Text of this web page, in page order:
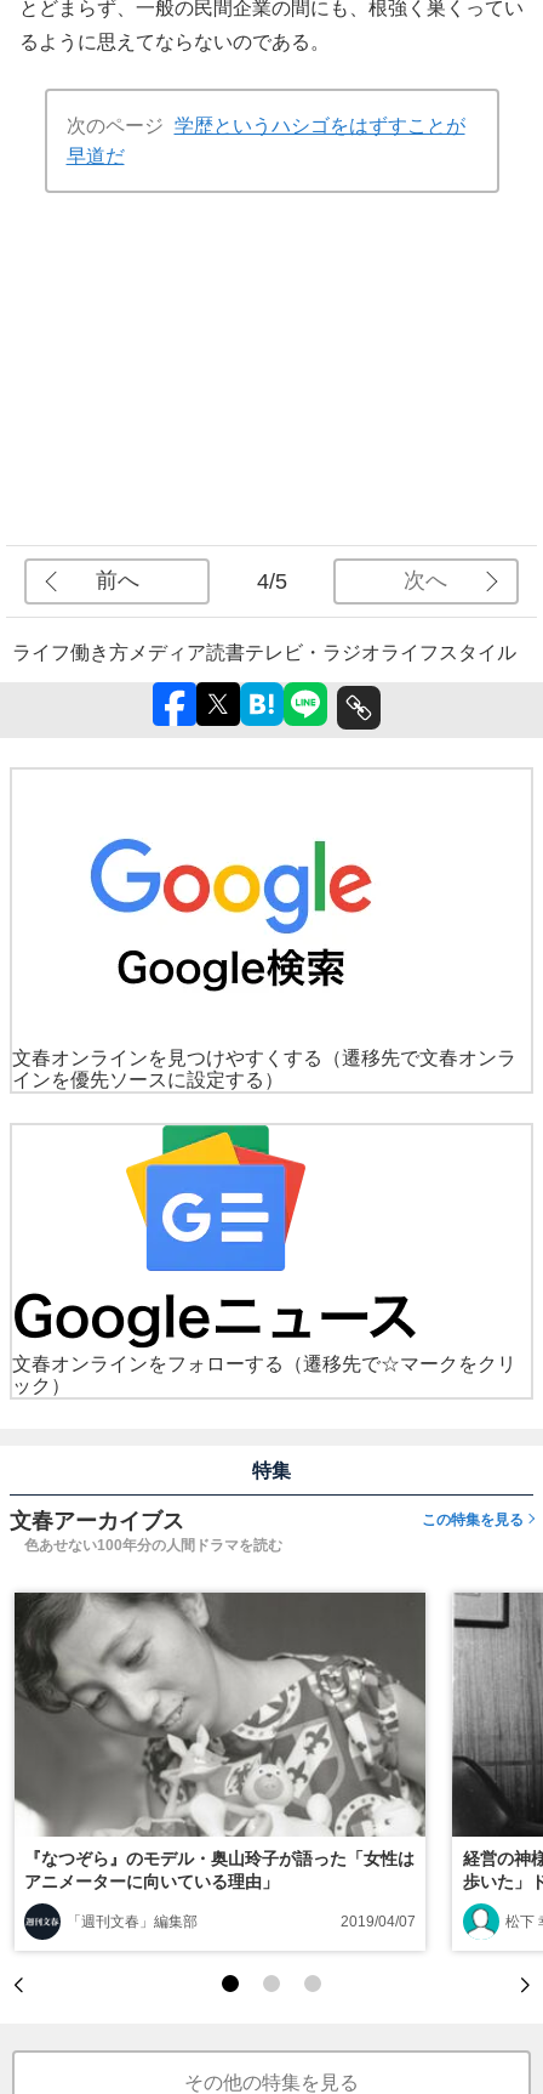
とどまらず、一般の民間企業の間にも、根強く巣くってい
るように思えてならないのである。
次のページ 学歴というハシゴをはずすことが
早道だ
前へ 4/5 次へ
ライフ働き方 メディア読書テレビ・ラジオライフスタイル
文春オンラインを見つけやすくする
（遷移先で文春オンラ
インを優先ソースに設定する）
文春オンラインをフォローする
（遷移先で☆マークをクリ
ック）
特集
文春アーカイブス
色あせない100年分の人間ドラマを読む
この特集を見る
『なつぞら』のモデル・奥山玲子が語った「女性は
アニメーターに向いている理由」
「週刊文春」編集部 2019/04/07
経営の神
歩いた」
松下
その他の特集を見る